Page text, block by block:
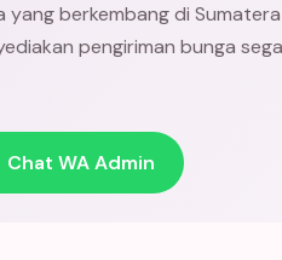
yang berkembang di
pengiriman bunga
Chat WA Admin